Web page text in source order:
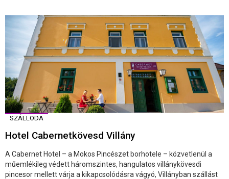
SZÁLLODA
Hotel Cabernetkövesd Villány
A Cabernet Hotel – a Mokos Pincészet borhotele – közvetlenül a
műemlékileg védett háromszintes, hangulatos villánykövesdi
pincesor mellett várja a kikapcsolódásra vágyó, Villányban szállást